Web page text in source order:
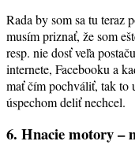
Rada by som sa tu teraz
musím priznať, že som
resp. nie dosť veľa
internete, Facebooku a
mať čím pochváliť, tak to
úspechom deliť nechcel.
6. Hnacie motory –